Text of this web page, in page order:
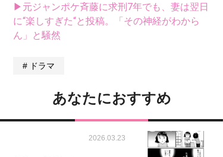
▶元ジャンポケ斉藤に求刑7年でも、妻は翌日
に“楽しすぎた“と投稿。「その神経がわから
ん」と騒然
ドラマ
あなたにおすすめ
2026.03.23